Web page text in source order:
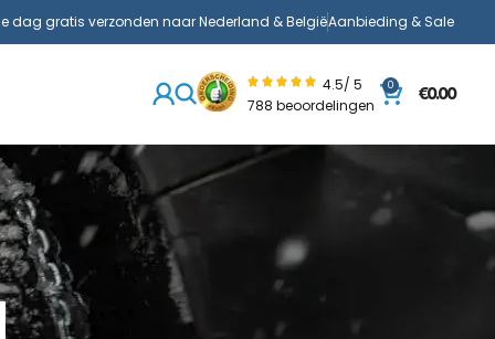
dag gratis verzonden naar Nederland & BelgiëAanbieding & Sale
4.5/ 5
788 beoordelingen
0
€0.00